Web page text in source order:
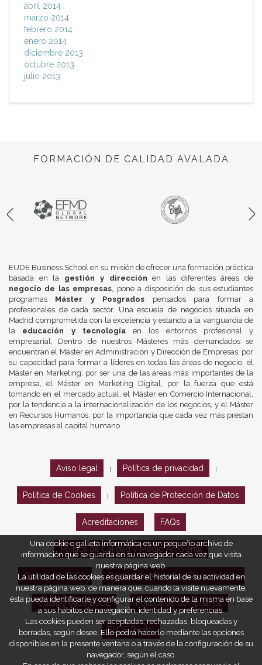
abril 2014
marzo 2014
febrero 2014
enero 2014
diciembre 2013
octubre 2013
julio 2013
FORMACIÓN DE CALIDAD AVALADA
EUDE Business School en su misión de ofrecer una formación práctica
basada en la gestión y dirección en las diferentes áreas de
negocio de las empresas , pone a disposición de sus estudiantes
programas Máster y Posgrados pensados para formar a
profesionales de cada sector. Una escuela de negocios situada en
Madrid comprometida con la excelencia y estando a la vanguardia de
la educación y tecnologíaen los entornos profesional y
empresarial. Dentro de nuestros Másteres más demandados se
encuentran el Máster en Administración y Dirección de Empresas, por
su capacidad para formar a líderes en todas las áreas de negocio, el
Máster en Marketing, por ser una de las áreas más importantes de la
empresa, el Máster en Marketing Digital, por la fuerza que está
tomando en el mercado actual, el Máster en Comercio Internacional,
por la tendencia a la internacionalización de los negocios, y el Máster
en Recursos Humanos, por la importancia que cada vez más prestan
las empresas al capital humano.
Aviso legal Política de privacidad
Política de Cookies Política de Protección de Datos
Acreditaciones FAQs
Política de Calidad y Medio Ambiente
Opiniones EUDE Política de Marketing Responsable
Código ético EUDE Política de compliance
EUDE Digital
Una cookie o galleta informática es un pequeño archivo de
información que se guarda en su navegador cada vez que visita
nuestra página web.
La utilidad de las cookies es guardar el historial de su actividad en
nuestra página web, de manera que, cuando la visite nuevamente,
ésta pueda identificarle y configurar el contenido de la misma en base
a sus hábitos de navegación, identidad y preferencias.
Las cookies pueden ser aceptadas, rechazadas, bloqueadas y
borradas, según desee. Ello podrá hacerlo mediante las opciones
disponibles en la presente ventana o a través de la configuración de su
navegador, según el caso.